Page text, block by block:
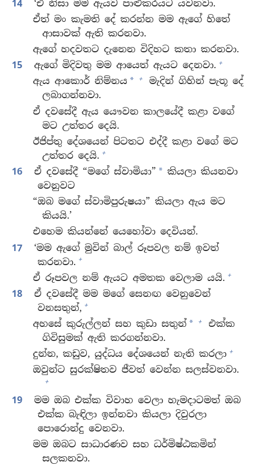
14
‘ඒ නිසා මම ඇයව පාළුකරයට යවනවා.
ඒත් මං කැමති දේ කරන්න මම ඇගේ හිතේ
ආසාවක් ඇති කරනවා.
ඇගේ හදවතට දැනෙන විදිහට කතා කරනවා.
15
ඇගේ මිදිවතු මම ආයෙත් ඇයට දෙනවා. +
ඇය ආකොර් නිම්නය * +
මැදින් ගිහින් පැතූ දේ
ලබාගන්නවා.
ඒ දවසේදී ඇය යෞවන කාලයේදී කළා වගේ
මට උත්තර දෙයි.
ඊජිප්තු දේශයෙන් පිටතට එද්දී කළා වගේ මට
උත්තර දෙයි. +
16 ඒ දවසේදී “මගේ ස්වාමියා” * කියලා කියනවා
වෙනුවට
“ඔබ මගේ ස්වාමිපුරුෂයා” කියලා ඇය මට
කියයි.’
එහෙම කියන්නේ යෙහෝවා දෙවියන්.
17
‘මම ඇගේ මුවින් බාල් රූපවල නම් ඉවත්
කරනවා. +
ඒ රූපවල නම් ඇයට අමතක වෙලාම යයි. +
18
ඒ දවසේදී මම මගේ සෙනඟ වෙනුවෙන්
වනසතුන්, +
අහසේ කුරුල්ලන් සහ කුඩා සතුන් * +
එක්ක
ගිවිසුමක් ඇති කරගන්නවා.
දුන්න, කඩුව, යුද්ධය දේශයෙන් නැති කරලා +
ඔවුන්ට සුරක්ෂිතව ජීවත් වෙන්න සලස්වනවා.
+
19
මම ඔබ එක්ක විවාහ වෙලා හැමදාටමත් ඔබ
එක්ක බැඳිලා ඉන්නවා කියලා දිවුරලා
පොරොන්දු වෙනවා.
මම ඔබට සාධාරණව සහ ධර්මිෂ්ඨකමින්
සලකනවා.